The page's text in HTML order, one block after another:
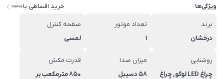
ویژگی‌ها خرید اقساطی با
برند
درخشان
تعداد موتور
1
صفحه کنترل
لمسی
روشنایی
چراغ LED لوگو, چراغ
میزان صدا
58 دسیبل
قدرت مکش
850 مترمکعب بر